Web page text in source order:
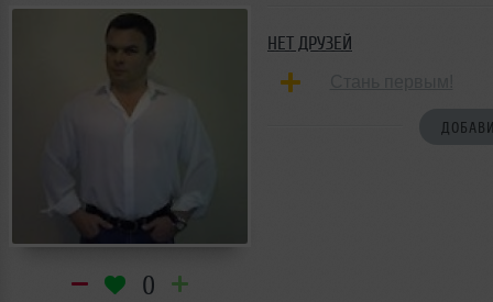
0
НЕТ ДРУЗЕЙ